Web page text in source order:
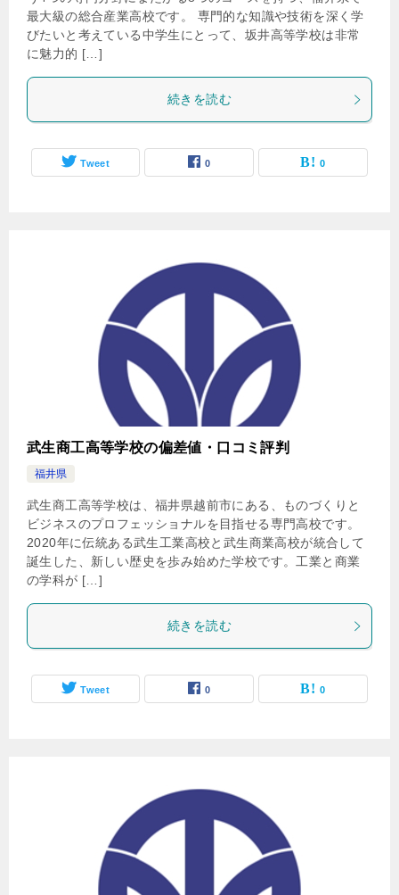
最大級の総合産業高校です。 専門的な知識や技術を深く学
びたいと考えている中学生にとって、坂井高等学校は非常
に魅力的 […]
続きを読む
Tweet 0 0
武生商工高等学校の偏差値・口コミ評判
福井県
武生商工高等学校は、福井県越前市にある、ものづくりと
ビジネスのプロフェッショナルを目指せる専門高校です。
2020年に伝統ある武生工業高校と武生商業高校が統合して
誕生した、新しい歴史を歩み始めた学校です。工業と商業
の学科が […]
続きを読む
Tweet 0 0